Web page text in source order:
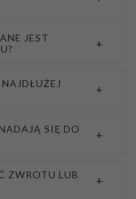
JEST
+
+
SIĘ DO
+
ZWROTU LUB
+